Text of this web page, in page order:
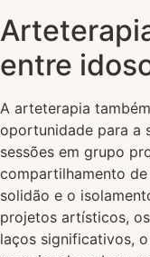
entre
A arteterapia
oportunidade para a
sessões em grupo
compartilhamento
solidão e o
projetos artísticos,
laços significativos,